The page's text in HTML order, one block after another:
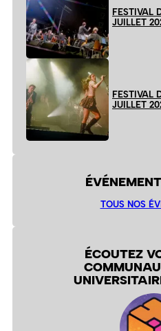
FESTIVAL
JUILLET
FESTIVAL
JUILLET
TOUS NOS
ÉCOUTEZ